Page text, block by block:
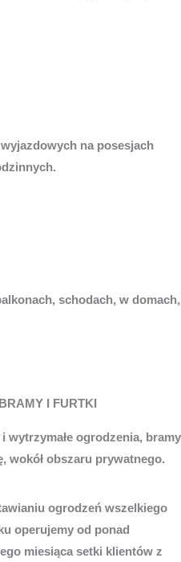
na posesjach
schodach, w domach,
I FURTKI
wytrzymałe ogrodzenia, bramy
wokół obszaru prywatnego.
ogrodzeń wszelkiego
operujemy od ponad
miesiąca setki klientów z